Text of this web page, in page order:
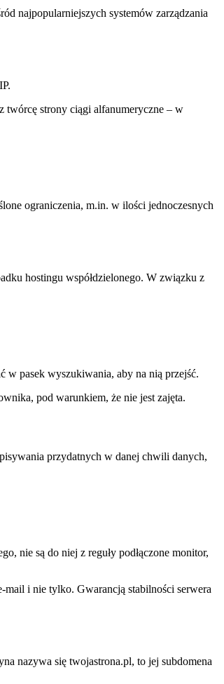
najpopularniejszych systemów zarządzania
twórcę strony ciągi alfanumeryczne – w
ograniczenia, m.in. w ilości jednoczesnych
hostingu współdzielonego. W związku z
w pasek wyszukiwania, aby na nią przejść.
pod warunkiem, że nie jest zajęta.
przydatnych w danej chwili danych,
nie są do niej z reguły podłączone monitor,
mail i nie tylko. Gwarancją stabilności serwera
nazywa się twojastrona.pl, to jej subdomena